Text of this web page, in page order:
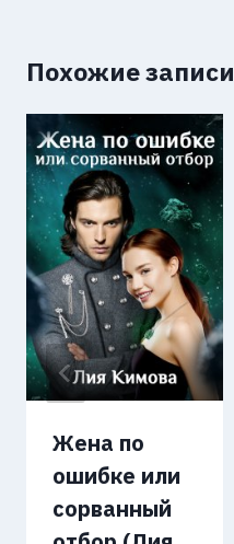
Похожие записи
Жена по
ошибке или
сорванный